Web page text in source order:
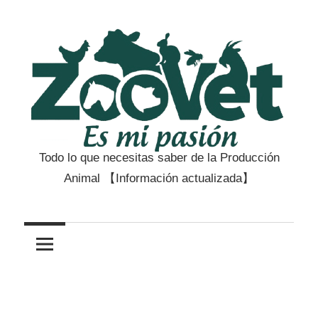
contenido
Zootecnia
Veterinaria
Todo lo que necesitas saber de la Producción
Animal 【Información actualizada】